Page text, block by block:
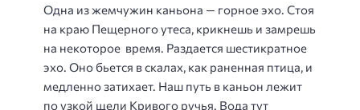
Одна из жемчужин каньона — горное эхо. Стоя
на краю Пещерного утеса, крикнешь и замрешь
на некоторое время. Раздается шестикратное
эхо. Оно бьется в скалах, как раненная птица, и
медленно затихает. Наш путь в каньон лежит
по узкой щели Кривого ручья. Вода тут